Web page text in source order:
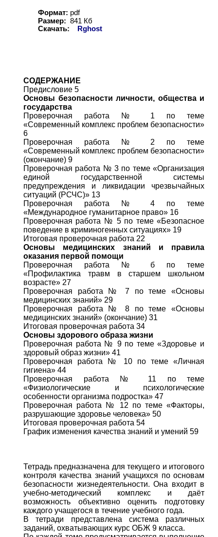
Формат: pdf
Размер: 841 Кб
Скачать:
Rghost
СОДЕРЖАНИЕ
Предисловие 5
Основы безопасности личности, общества и
государства
Проверочная работа № 1 по теме
«Современный комплекс проблем безопасности»
6
Проверочная работа № 2 по теме
«Современный комплекс проблем безопасности»
(окончание) 9
Проверочная работа № 3 по теме «Организация
единой государственной системы
предупреждения и ликвидации чрезвычайных
ситуаций (РСЧС)» 13
Проверочная работа № 4 по теме
«Международное гуманитарное право» 16
Проверочная работа № 5 по теме «Безопасное
поведение в криминогенных ситуациях» 19
Итоговая проверочная работа 22
Основы медицинских знаний и правила
оказания первой помощи
Проверочная работа № б по теме
«Профилактика травм в старшем школьном
возрасте» 27
Проверочная работа № 7 по теме «Основы
медицинских знаний» 29
Проверочная работа № 8 по теме «Основы
медицинских знаний» (окончание) 31
Итоговая проверочная работа 34
Основы здорового образа жизни
Проверочная работа № 9 по теме «Здоровье и
здоровый образ жизни» 41
Проверочная работа № 10 по теме «Личная
гигиена» 44
Проверочная работа № 11 по теме
«Физиологические и психологические
особенности организма подростка» 47
Проверочная работа № 12 по теме «Факторы,
разрушающие здоровье человека» 50
Итоговая проверочная работа 54
График изменения качества знаний и умений 59
Тетрадь предназначена для текущего и итогового
контроля качества знаний учащихся по основам
безопасности жизнедеятельности. Она входит в
учебно-методический комплекс и даёт
возможность объективно оценить подготовку
каждого учащегося в течение учебного года.
В тетради представлена система различных
заданий, охватывающих курс ОБЖ 9 класса.